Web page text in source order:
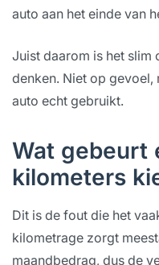
auto aan het einde van
Juist daarom is het slim
denken. Niet op gevoel,
auto echt gebruikt.
Wat gebeurt
kilometers
Dit is de fout die het
kilometrage zorgt
maandbedrag, dus de